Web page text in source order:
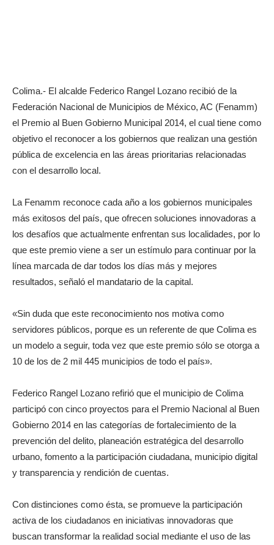
Colima.- El alcalde Federico Rangel Lozano recibió de la
Federación Nacional de Municipios de México, AC (Fenamm)
el Premio al Buen Gobierno Municipal 2014, el cual tiene como
objetivo el reconocer a los gobiernos que realizan una gestión
pública de excelencia en las áreas prioritarias relacionadas
con el desarrollo local.
La Fenamm reconoce cada año a los gobiernos municipales
más exitosos del país, que ofrecen soluciones innovadoras a
los desafíos que actualmente enfrentan sus localidades, por lo
que este premio viene a ser un estímulo para continuar por la
línea marcada de dar todos los días más y mejores
resultados, señaló el mandatario de la capital.
«Sin duda que este reconocimiento nos motiva como
servidores públicos, porque es un referente de que Colima es
un modelo a seguir, toda vez que este premio sólo se otorga a
10 de los de 2 mil 445 municipios de todo el país».
Federico Rangel Lozano refirió que el municipio de Colima
participó con cinco proyectos para el Premio Nacional al Buen
Gobierno 2014 en las categorías de fortalecimiento de la
prevención del delito, planeación estratégica del desarrollo
urbano, fomento a la participación ciudadana, municipio digital
y transparencia y rendición de cuentas.
Con distinciones como ésta, se promueve la participación
activa de los ciudadanos en iniciativas innovadoras que
buscan transformar la realidad social mediante el uso de las